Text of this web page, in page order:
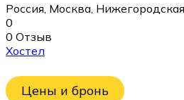
Россия, Москва,
0
0 Отзыв
Хостел
Цены и бронь